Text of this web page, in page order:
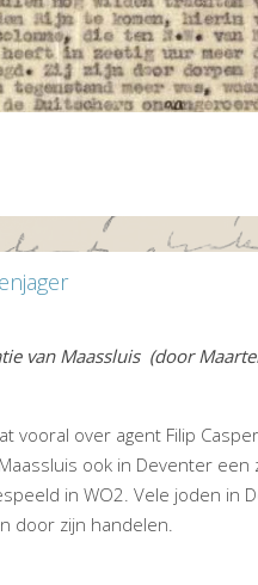
van Maassluis (door
vooral over agent Filip
ook in Deventer een
in WO2. Vele joden in
door zijn handelen.